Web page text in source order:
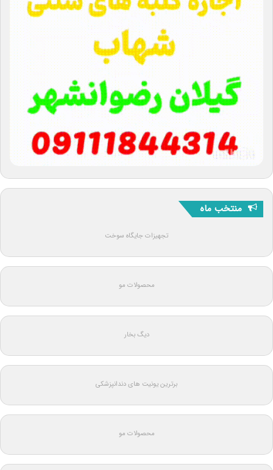
منتخب ماه
تجهیزات جایگاه سوخت
محصولات مو
دیگ بخار
برترین یونیت های دندانپزشکی
محصولات مو